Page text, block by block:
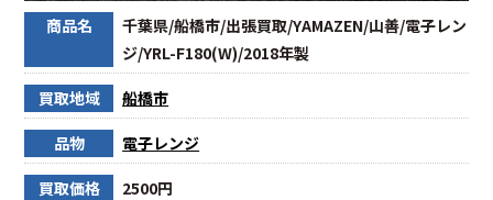
商品名
千葉県/船橋市/出張買取/YAMAZEN/山善/電子レン
ジ/YRL-F180(W)/2018年製
買取地域 船橋市
品物 電子レンジ
買取価格 2500円